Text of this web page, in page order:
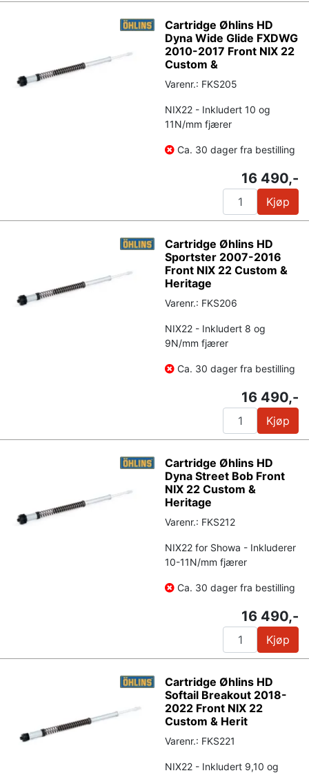
Cartridge Øhlins HD
Dyna Wide Glide FXDWG
2010-2017 Front NIX 22
Custom &
Varenr.: FKS205
NIX22 - Inkludert 10 og
11N/mm fjærer
Ca. 30 dager fra bestilling
16 490,-
Kjøp
Cartridge Øhlins HD
Sportster 2007-2016
Front NIX 22 Custom &
Heritage
Varenr.: FKS206
NIX22 - Inkludert 8 og
9N/mm fjærer
Ca. 30 dager fra bestilling
16 490,-
Kjøp
Cartridge Øhlins HD
Dyna Street Bob Front
NIX 22 Custom &
Heritage
Varenr.: FKS212
NIX22 for Showa - Inkluderer
10-11N/mm fjærer
Ca. 30 dager fra bestilling
16 490,-
Kjøp
Cartridge Øhlins HD
Softail Breakout 2018-
2022 Front NIX 22
Custom & Herit
Varenr.: FKS221
NIX22 - Inkludert 9,10 og